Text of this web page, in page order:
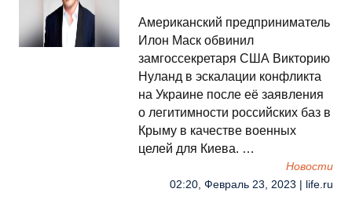
Американский предприниматель
Илон Маск обвинил
замгоссекретаря США Викторию
Нуланд в эскалации конфликта
на Украине после её заявления
о легитимности российских баз в
Крыму в качестве военных
целей для Киева. …
Новости
02:20, Февраль 23, 2023 | life.ru